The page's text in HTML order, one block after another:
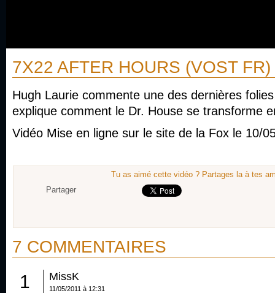
7X22 AFTER HOURS (VOST FR)
Hugh Laurie commente une des dernières
explique comment le Dr. House se transforme
Vidéo Mise en ligne sur le site de la Fox le 10/
Tu as aimé cette vidéo ? Partages la à tes
Partager
7 COMMENTAIRES
1 MissK
11/05/2011 à 12:31